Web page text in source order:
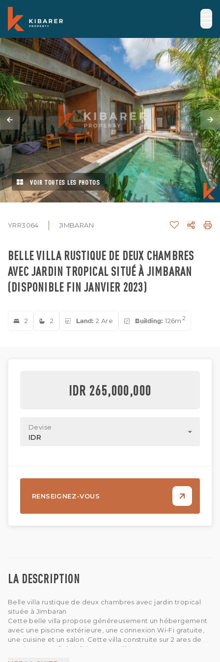
VOIR TOUTES LES PHOTOS
YRR3064 JIMBARAN
BELLE VILLA RUSTIQUE DE DEUX CHAMBRES
AVEC JARDIN TROPICAL SITUÉ À JIMBARAN
(DISPONIBLE FIN JANVIER 2023)
2 2 Land: 2 Are Building: 126m 2
LA DESCRIPTION
Belle villa rustique de deux chambres avec jardin tropical
située à Jimbaran
Cette belle villa propose généreusement un hébergement
avec une piscine extérieure, une connexion Wi-Fi gratuite,
une cuisine et un salon. Cette villa construite sur 2 ares de
terrain et 126 m² de bâtiment. La villa propose un
IDR 265,000,000
Devise
IDR
RENSEIGNEZ-VOUS